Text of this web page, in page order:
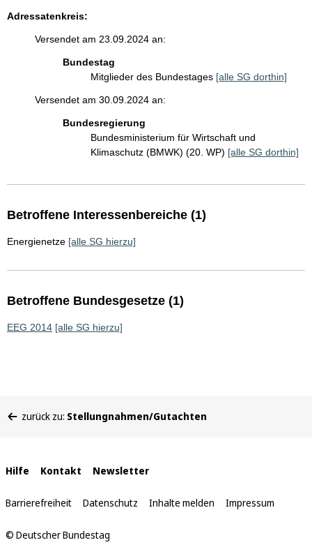
Adressatenkreis:
Versendet am 23.09.2024 an:
Bundestag
Mitglieder des Bundestages [alle SG dorthin]
Versendet am 30.09.2024 an:
Bundesregierung
Bundesministerium für Wirtschaft und
Klimaschutz (BMWK) (20. WP) [alle SG dorthin]
Betroffene Interessenbereiche (1)
Energienetze [alle SG hierzu]
Betroffene Bundesgesetze (1)
EEG 2014 [alle SG hierzu]
befinden
zurück zu: Stellungnahmen/Gutachten
Interne
Links
Hilfe Kontakt Newsletter
Barrierefreiheit Datenschutz Inhalte melden Impressum
© Deutscher Bundestag